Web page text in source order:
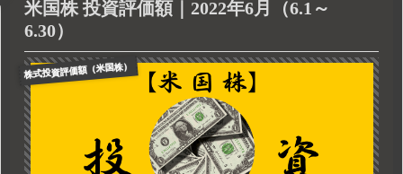
米国株 投資評価額｜2022年6月（6.1～
6.30）
株式投資評価額（米国株）